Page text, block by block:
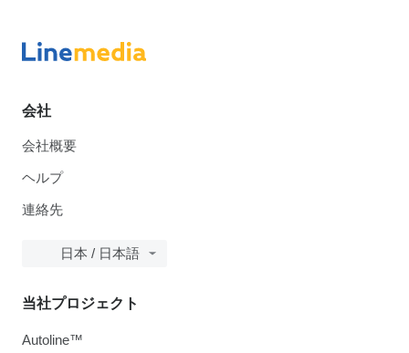
会社
会社概要
ヘルプ
連絡先
日本 / 日本語
当社プロジェクト
Autoline™